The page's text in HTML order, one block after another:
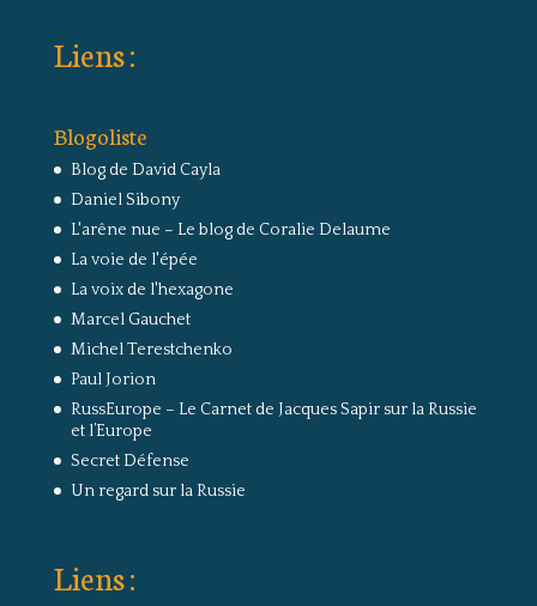
Liens :
Blogoliste
Blog de David Cayla
Daniel Sibony
L'arêne nue – Le blog de Coralie Delaume
La voie de l'épée
La voix de l'hexagone
Marcel Gauchet
Michel Terestchenko
Paul Jorion
RussEurope – Le Carnet de Jacques Sapir sur la Russie
et l’Europe
Secret Défense
Un regard sur la Russie
Liens :